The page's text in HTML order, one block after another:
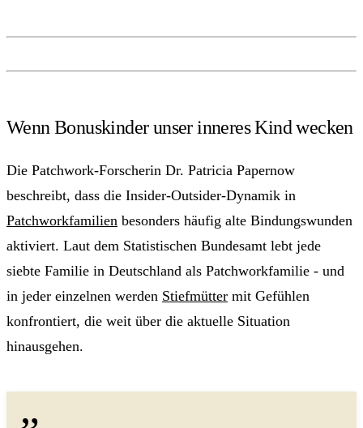
Wenn Bonuskinder unser inneres Kind wecken
Die Patchwork-Forscherin Dr. Patricia Papernow
beschreibt, dass die Insider-Outsider-Dynamik in
Patchworkfamilien besonders häufig alte Bindungswunden
aktiviert. Laut dem Statistischen Bundesamt lebt jede
siebte Familie in Deutschland als Patchworkfamilie - und
in jeder einzelnen werden Stiefmütter mit Gefühlen
konfrontiert, die weit über die aktuelle Situation
hinausgehen.